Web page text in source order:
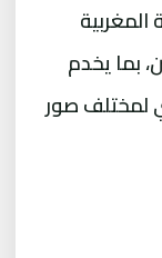
بما يخدم
لمختلف صور